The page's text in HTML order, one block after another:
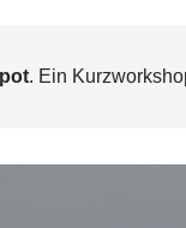
. Ein